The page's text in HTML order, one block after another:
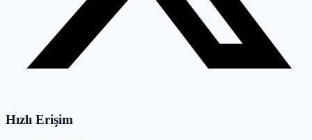
Hızlı Erişim